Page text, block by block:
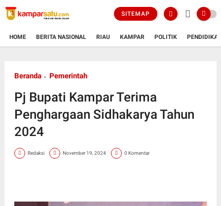
SITEMAP
HOME BERITA NASIONAL RIAU KAMPAR POLITIK
Beranda Pemerintah
Pj Bupati Kampar Terima
Penghargaan Sidhakarya Tahun
2024
Redaksi November 19, 2024 0 Komentar